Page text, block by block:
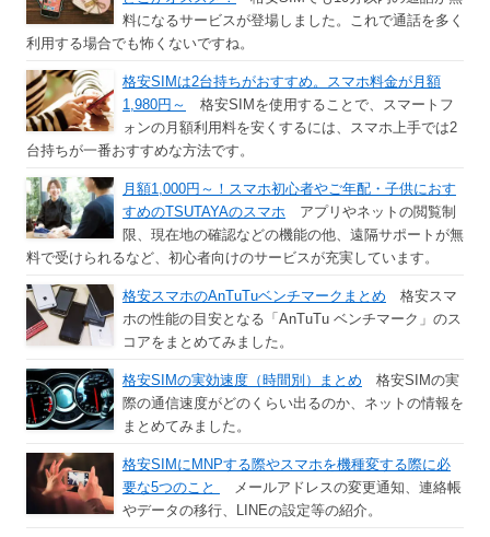
料になるサービスが登場しました。これで通話を多く
利用する場合でも怖くないですね。
格安SIMは2台持ちがおすすめ。スマホ料金が月額
1,980円～
格安SIMを使用することで、スマートフ
ォンの月額利用料を安くするには、スマホ上手では2
台持ちが一番おすすめな方法です。
月額1,000円～！スマホ初心者やご年配・子供におす
すめのTSUTAYAのスマホ アプリやネットの閲覧制
限、現在地の確認などの機能の他、遠隔サポートが無
料で受けられるなど、初心者向けのサービスが充実しています。
格安スマホのAnTuTuベンチマークまとめ 格安スマ
ホの性能の目安となる「AnTuTu ベンチマーク」のス
コアをまとめてみました。
格安SIMの実効速度（時間別）まとめ 格安SIMの実
際の通信速度がどのくらい出るのか、ネットの情報を
まとめてみました。
格安SIMにMNPする際やスマホを機種変する際に必
要な5つのこと
メールアドレスの変更通知、連絡帳
やデータの移行、LINEの設定等の紹介。